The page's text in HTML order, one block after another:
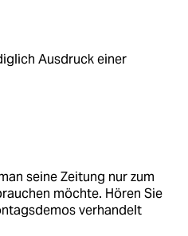
Ausdruck einer
seine Zeitung nur zum
möchte. Hören Sie
verhandelt